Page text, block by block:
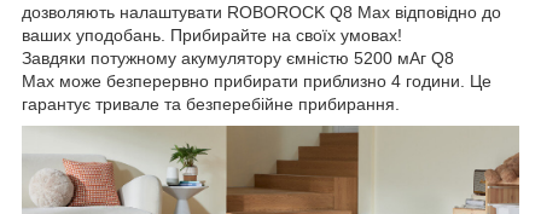
дозволяють налаштувати ROBOROCK Q8 Max відповідно до
ваших уподобань. Прибирайте на своїх умовах!
Завдяки потужному акумулятору ємністю 5200 мАг Q8
Max може безперервно прибирати приблизно 4 години.
Це
гарантує тривале та безперебійне прибирання.